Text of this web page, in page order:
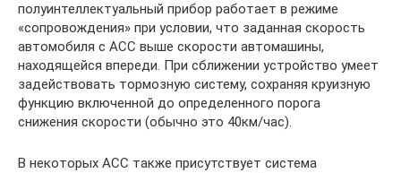
полуинтеллектуальный прибор работает в режиме
«сопровождения» при условии, что заданная скорость
автомобиля с ACC выше скорости автомашины,
находящейся впереди. При сближении устройство умеет
задействовать тормозную систему, сохраняя круизную
функцию включенной до определенного порога
снижения скорости (обычно это 40км/час).
В некоторых ACC также присутствует система